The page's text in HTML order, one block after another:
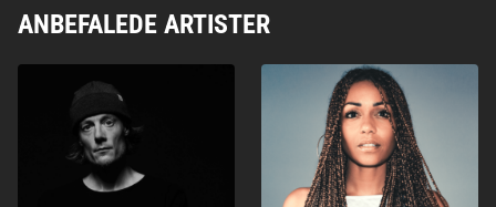
ANBEFALEDE ARTISTER